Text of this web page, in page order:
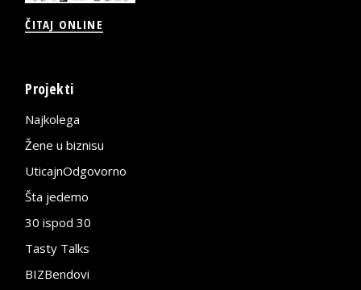
ČITAJ ONLINE
Projekti
Najkolega
Žene u biznisu
UticajnOdgovorno
Šta jedemo
30 ispod 30
Tasty Talks
BIZBendovi